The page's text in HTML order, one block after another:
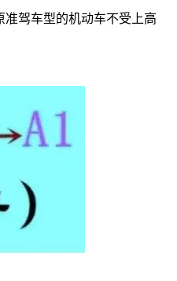
驾车型的机动车不受上高